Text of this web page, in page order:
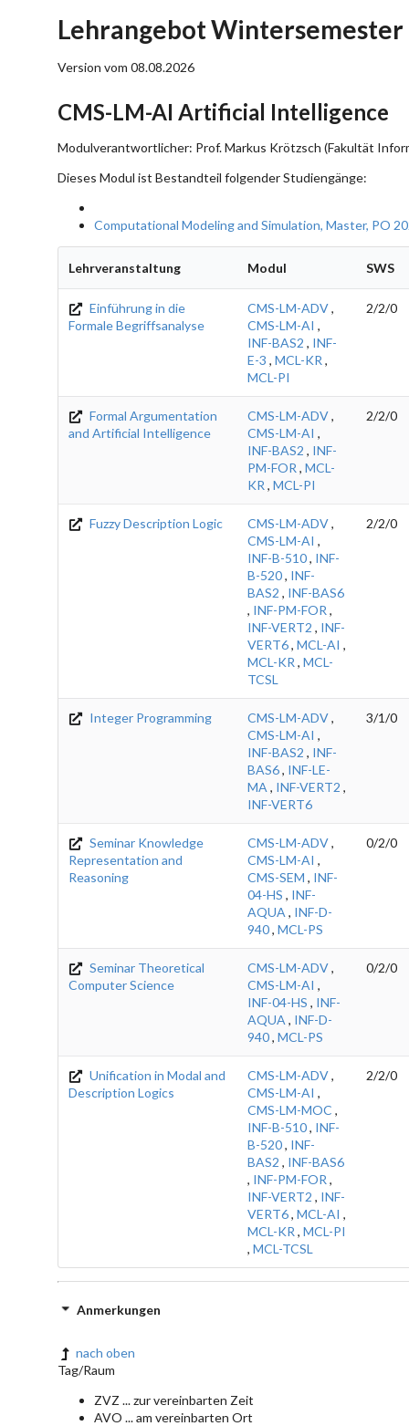
Lehrangebot
Version vom 08.08.2026
CMS-LM-AI Artificial Intelligence
Modulverantwortlicher: Prof. Markus Krötzsch (Fakultät
Dieses Modul ist Bestandteil folgender Studiengänge:
Computational Modeling and Simulation, Master, PO
Lehrveranstaltung Modul SWS
Einführung in die
Formale Begriffsanalyse
CMS-LM-ADV,
CMS-LM-AI ,
INF-BAS2 , INF-
E-3 , MCL-KR ,
MCL-PI
2/2/0
Formal Argumentation
and Artificial Intelligence
CMS-LM-ADV,
CMS-LM-AI ,
INF-BAS2 , INF-
PM-FOR , MCL-
KR , MCL-PI
2/2/0
Fuzzy Description Logic CMS-LM-ADV,
CMS-LM-AI ,
INF-B-510, INF-
B-520, INF-
BAS2 , INF-BAS6
, INF-PM-FOR ,
INF-VERT2 , INF-
VERT6, MCL-AI ,
MCL-KR , MCL-
TCSL
2/2/0
Integer Programming CMS-LM-ADV,
CMS-LM-AI ,
INF-BAS2 , INF-
BAS6, INF-LE-
MA , INF-VERT2 ,
INF-VERT6
3/1/0
Seminar Knowledge
Representation and
Reasoning
CMS-LM-ADV,
CMS-LM-AI ,
CMS-SEM , INF-
04-HS , INF-
AQUA , INF-D-
940, MCL-PS
0/2/0
Seminar Theoretical
Computer Science
CMS-LM-ADV,
CMS-LM-AI ,
INF-04-HS , INF-
AQUA , INF-D-
940, MCL-PS
0/2/0
Unification in Modal and
Description Logics
CMS-LM-ADV,
CMS-LM-AI ,
CMS-LM-MOC ,
INF-B-510, INF-
B-520, INF-
BAS2 , INF-BAS6
, INF-PM-FOR ,
INF-VERT2 , INF-
VERT6, MCL-AI ,
MCL-KR , MCL-PI
, MCL-TCSL
2/2/0
Anmerkungen
nach oben
Tag/Raum
ZVZ ... zur vereinbarten Zeit
AVO ... am vereinbarten Ort